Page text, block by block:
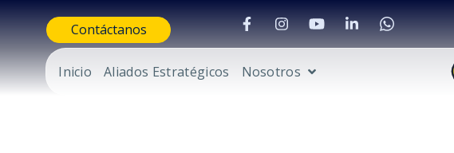
Contáctanos
Inicio Aliados Estratégicos Nosotros